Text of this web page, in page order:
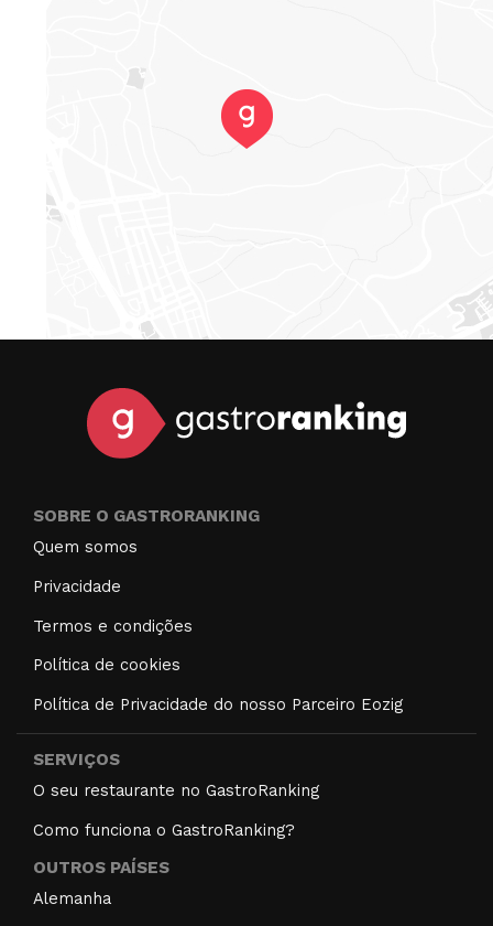
SOBRE O GASTRORANKING
Quem somos
Privacidade
Termos e condições
Política de cookies
Política de Privacidade do nosso Parceiro Eozig
SERVIÇOS
O seu restaurante no GastroRanking
Como funciona o GastroRanking?
OUTROS PAÍSES
Alemanha